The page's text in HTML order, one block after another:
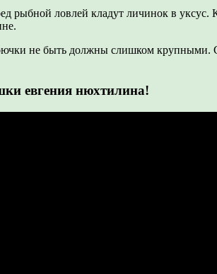
ловлей кладут личинок в уксус.
не быть должны слишком крупными.
евгения нюхтилина!